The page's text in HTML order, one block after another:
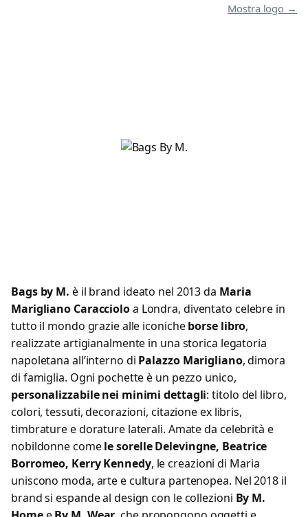
Mostra logo →
Bags by M. è il brand ideato nel 2013 da Maria
Marigliano Caraccioloa Londra, diventato celebre in
tutto il mondo grazie alle iconicheborse libro,
realizzate artigianalmente in una storica legatoria
napoletana all’interno di Palazzo Marigliano, dimora
di famiglia. Ogni pochette è un pezzo unico,
personalizzabile nei minimi dettagli: titolo del libro,
colori, tessuti, decorazioni, citazione ex libris,
timbrature e dorature laterali. Amate da celebrità e
nobildonne comele sorelle Delevingne, Beatrice
Borromeo, Kerry Kennedy, le creazioni di Maria
uniscono moda, arte e cultura partenopea. Nel 2018 il
brand si espande al design con le collezioni By M.